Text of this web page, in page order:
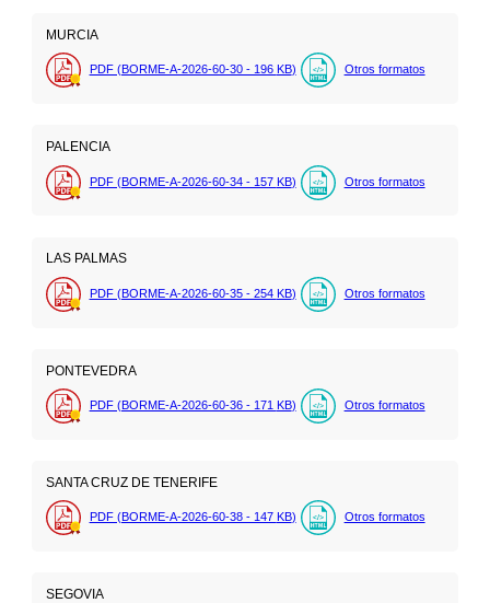
MURCIA
PDF (BORME-A-2026-60-30 - 196 KB) Otros formatos
PALENCIA
PDF (BORME-A-2026-60-34 - 157 KB) Otros formatos
LAS PALMAS
PDF (BORME-A-2026-60-35 - 254 KB) Otros formatos
PONTEVEDRA
PDF (BORME-A-2026-60-36 - 171 KB) Otros formatos
SANTA CRUZ DE TENERIFE
PDF (BORME-A-2026-60-38 - 147 KB) Otros formatos
SEGOVIA